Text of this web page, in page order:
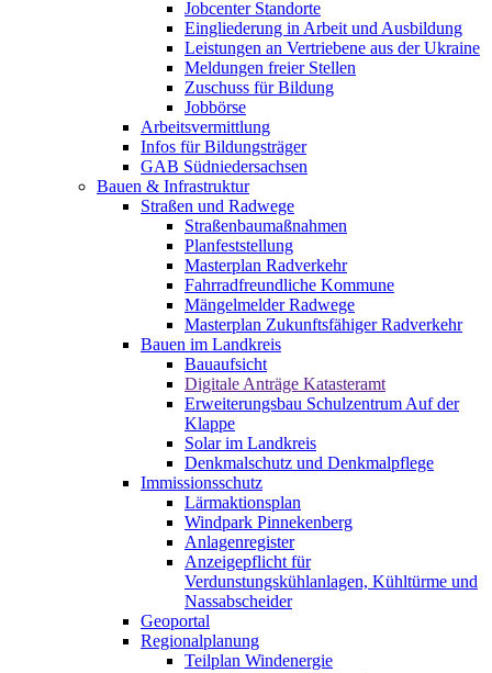
Jobcenter Standorte
Eingliederung in Arbeit und Ausbildung
Leistungen an Vertriebene aus der Ukraine
Meldungen freier Stellen
Zuschuss für Bildung
Jobbörse
Arbeitsvermittlung
Infos für Bildungsträger
GAB Südniedersachsen
Bauen & Infrastruktur
Straßen und Radwege
Straßenbaumaßnahmen
Planfeststellung
Masterplan Radverkehr
Fahrradfreundliche Kommune
Mängelmelder Radwege
Masterplan Zukunftsfähiger Radverkehr
Bauen im Landkreis
Bauaufsicht
Digitale Anträge Katasteramt
Erweiterungsbau Schulzentrum Auf der
Klappe
Solar im Landkreis
Denkmalschutz und Denkmalpflege
Immissionsschutz
Lärmaktionsplan
Windpark Pinnekenberg
Anlagenregister
Anzeigepflicht für
Verdunstungskühlanlagen, Kühltürme und
Nassabscheider
Geoportal
Regionalplanung
Teilplan Windenergie